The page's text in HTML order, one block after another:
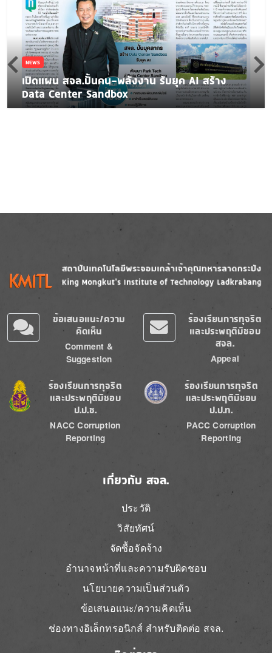
NEWS
เปิดแผน สจล.ปั้นคน-พลังงาน รับยุค AI สร้าง
Data Center Sandbox
Image
ข้อเสนอแนะ/ความ
คิดเห็น
Comment &
Suggestion
ร้องเรียนการทุจริต
และประพฤติมิชอบ
สจล.
Appeal
Image
ร้องเรียนการทุจริต
และประพฤติมิชอบ
ป.ป.ช.
NACC Corruption
Reporting
Image
ร้องเรียนการทุจริต
และประพฤติมิชอบ
ป.ป.ท.
PACC Corruption
Reporting
เกี่ยวกับ สจล.
ประวัติ
วิสัยทัศน์
จัดซื้อจัดจ้าง
อำนาจหน้าที่และความรับผิดชอบ
นโยบายความเป็นส่วนตัว
ข้อเสนอแนะ/ความคิดเห็น
ช่องทางอิเล็กทรอนิกส์ สำหรับติดต่อ สจล.